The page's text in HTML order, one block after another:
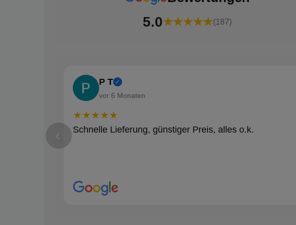
5.0★★★★★(187)
P T ✓
vor 6 Monaten
★★★★★
Schnelle Lieferung, günstiger Preis, alles o.k.